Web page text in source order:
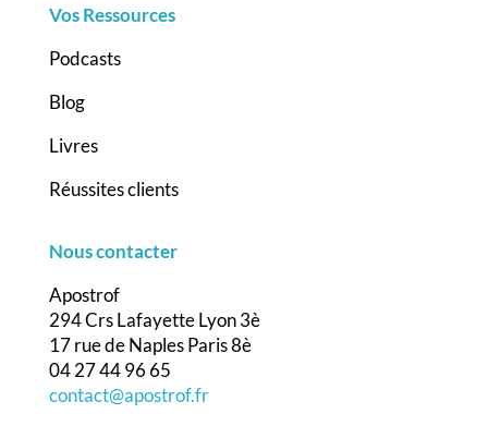
Vos Ressources
Podcasts
Blog
Livres
Réussites clients
Nous contacter
Apostrof
294 Crs Lafayette Lyon 3è
17 rue de Naples Paris 8è
04 27 44 96 65
contact@apostrof.fr